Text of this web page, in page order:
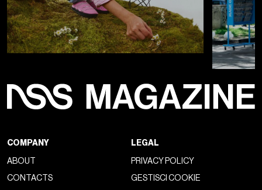
COMPANY
ABOUT
CONTACTS
LEGAL
PRIVACY POLICY
GESTISCI COOKIE